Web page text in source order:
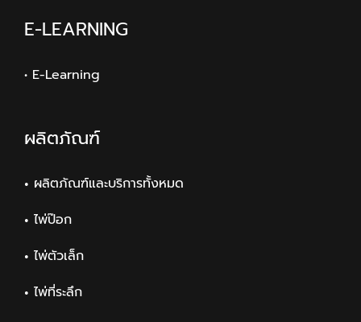
E-LEARNING
• E-Learning
ผลิตภัณฑ์
ผลิตภัณฑ์และบริการทั้งหมด
ไพ่ป๊อก
ไพ่ตัวเล็ก
ไพ่ที่ระลึก